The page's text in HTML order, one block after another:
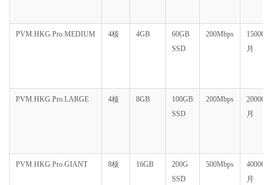
PVM.HKG.Pro.MEDIUM 4核 4GB
60GB
SSD
200Mbps
月
PVM.HKG.Pro.LARGE 4核 8GB
100GB
SSD
200Mbps
月
PVM.HKG.Pro.GIANT 8核 16GB
200G
SSD
500Mbps
月